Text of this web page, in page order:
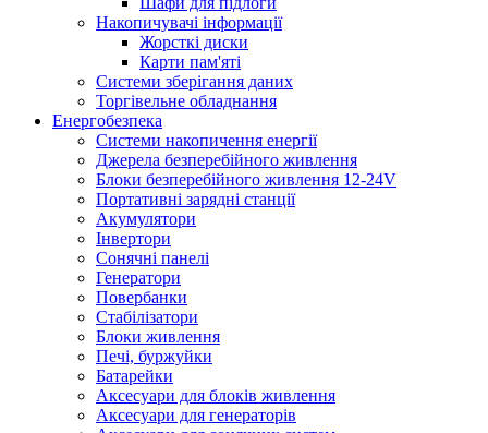
Накопичувачі інформації
Жорсткі диски
Карти пам'яті
Системи зберігання даних
Торгівельне обладнання
Енергобезпека
Системи накопичення енергії
Джерела безперебійного живлення
Блоки безперебійного живлення 12-24V
Портативні зарядні станції
Акумулятори
Інвертори
Сонячні панелі
Генератори
Повербанки
Стабілізатори
Блоки живлення
Печі, буржуйки
Батарейки
Аксесуари для блоків живлення
Аксесуари для генераторів